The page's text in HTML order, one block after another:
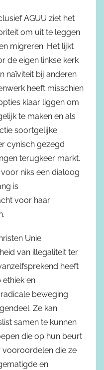
AGUU ziet het
om uit te leggen
migreren. Het lijkt
de eigen linkse kerk
naïviteit bij anderen
heeft misschien
klaar liggen om
te maken en als
soortgelijke
cynisch gezegd
terugkeer markt.
niks een dialoog
is
voor haar
Unie
van illegaliteit ter
heeft
en
beweging
Ze kan
samen te kunnen
die op hun beurt
die ze
en